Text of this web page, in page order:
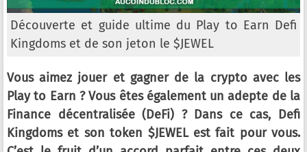
Découverte et guide ultime du Play to Earn Defi
Kingdoms et de son jeton le $JEWEL
Vous aimez jouer et gagner de la crypto avec les
Play to Earn ? Vous êtes également un adepte de la
Finance décentralisée (DeFi) ? Dans ce cas, Defi
Kingdoms et son token $JEWEL est fait pour vous.